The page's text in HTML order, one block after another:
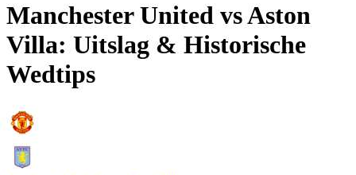
Manchester United vs Aston
Villa: Uitslag & Historische
Wedtips